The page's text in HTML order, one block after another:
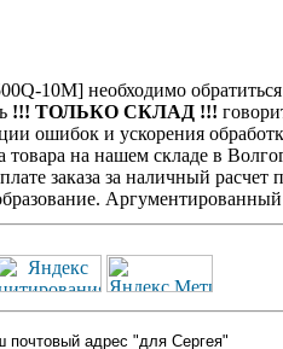
10M] необходимо
!!! ТОЛЬКО СКЛАД !!!
ошибок и ускорения
товара на нашем складе в
заказа за наличный расчет
Аргументированный
почтовый адрес "для Сергея"